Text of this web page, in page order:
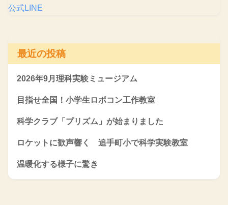
公式LINE
最近の投稿
2026年9月理科実験ミュージアム
目指せ全国！小学生ロボコン工作教室
科学クラブ「プリズム」が始まりました
ロケットに歓声響く 追手町小で科学実験教室
温暖化する様子に驚き